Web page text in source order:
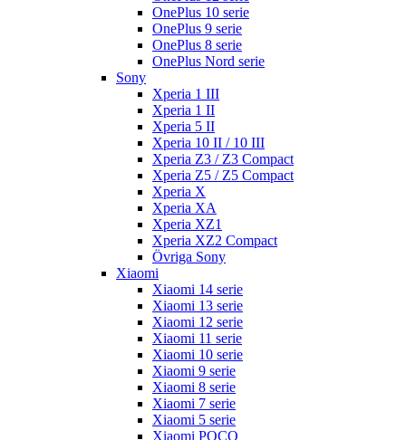
OnePlus 10 serie
OnePlus 9 serie
OnePlus 8 serie
OnePlus Nord serie
Sony
Xperia 1 III
Xperia 1 II
Xperia 5 II
Xperia 10 II / 10 III
Xperia Z3 / Z3 Compact
Xperia Z5 / Z5 Compact
Xperia X
Xperia XA
Xperia XZ1
Xperia XZ2 Compact
Övriga Sony
Xiaomi
Xiaomi 14 serie
Xiaomi 13 serie
Xiaomi 12 serie
Xiaomi 11 serie
Xiaomi 10 serie
Xiaomi 9 serie
Xiaomi 8 serie
Xiaomi 7 serie
Xiaomi 5 serie
Xiaomi POCO